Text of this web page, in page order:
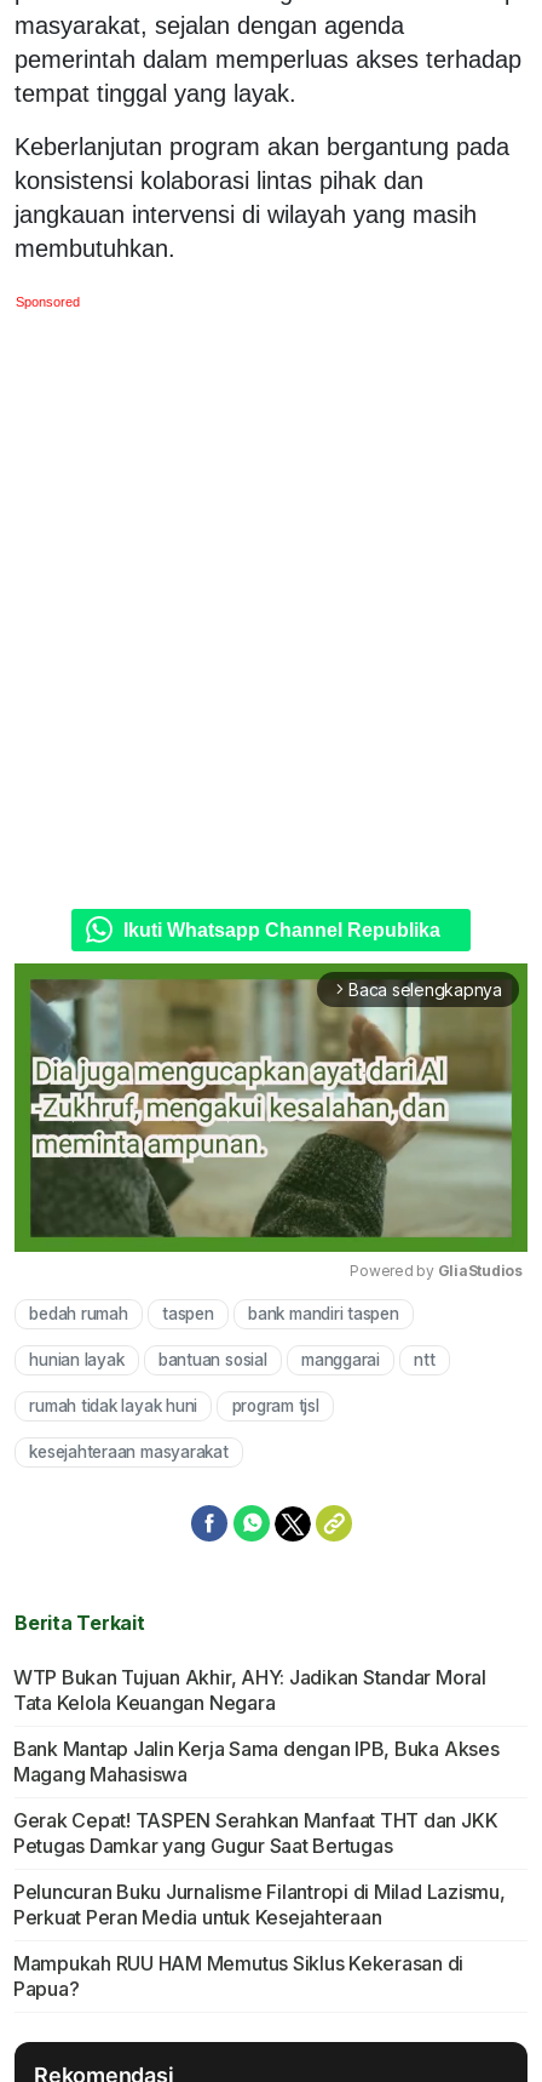
masyarakat, sejalan dengan agenda
pemerintah dalam memperluas akses terhadap
tempat tinggal yang layak.
Keberlanjutan program akan bergantung pada
konsistensi kolaborasi lintas pihak dan
jangkauan intervensi di wilayah yang masih
membutuhkan.
Sponsored
Ikuti Whatsapp Channel Republika
arrow_forward_ios Baca selengkapnya
Powered by GliaStudios
bedah rumah taspen bank mandiri taspen
hunian layak bantuan sosial manggarai ntt
rumah tidak layak huni program tjsl
kesejahteraan masyarakat
Berita Terkait
WTP Bukan Tujuan Akhir, AHY: Jadikan Standar Moral
Tata Kelola Keuangan Negara
Bank Mantap Jalin Kerja Sama dengan IPB, Buka Akses
Magang Mahasiswa
Gerak Cepat! TASPEN Serahkan Manfaat THT dan JKK
Petugas Damkar yang Gugur Saat Bertugas
Peluncuran Buku Jurnalisme Filantropi di Milad Lazismu,
Perkuat Peran Media untuk Kesejahteraan
Mampukah RUU HAM Memutus Siklus Kekerasan di
Papua?
Rekomendasi